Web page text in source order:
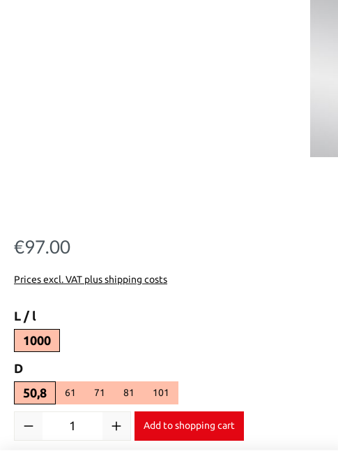
Regular price:
€97.00
Prices excl. VAT plus shipping costs
Select
L / l
1000
Select
D
50,8
61 71 81 101
Add to shopping cart